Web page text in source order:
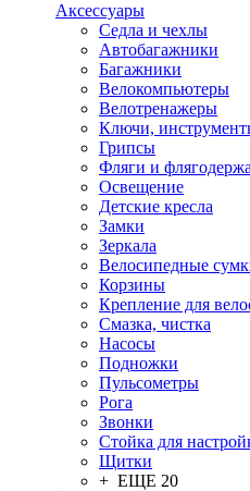
Аксессуары
Седла и чехлы
Автобагажники
Багажники
Велокомпьютеры
Велотренажеры
Ключи,
Грипсы
Фляги и
Освещение
Детские кресла
Замки
Зеркала
Велосипедные
Корзины
Крепление для
Смазка, чистка
Насосы
Подножки
Пульсометры
Рога
Звонки
Стойка для
Щитки
+ ЕЩЕ 20